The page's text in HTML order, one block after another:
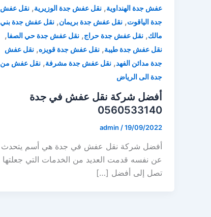
عفش جدة الهنداوية, نقل عفش جدة الوزيرية, نقل عفش
جدة الياقوت, نقل عفش جدة بريمان, نقل عفش جدة بني
مالك, نقل عفش جدة حراج, نقل عفش جدة حي الصفا,
نقل عفش جدة طيبة, نقل عفش جدة قويزه, نقل عفش
جدة مدائن الفهد, نقل عفش جدة مشرفة, نقل عفش من
جدة الى الرياض
أفضل شركة نقل عفش في جدة
0560533140
admin /19/09/2022
أفضل شركة نقل عفش في جدة هي أسم يتحدث
عن نفسه قدمت العديد من الخدمات التي جعلتها
تصل إلى أفضل […]